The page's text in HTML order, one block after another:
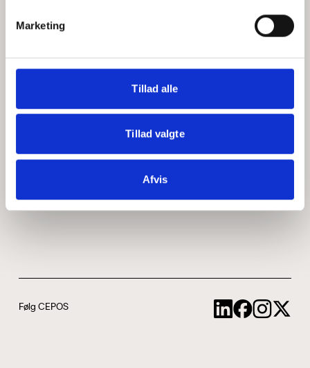
Marketing
Tillad alle
Tillad valgte
Afvis
Hvem er CEPOS
Medarbejdere
ABCepos
Podcast
Følg CEPOS